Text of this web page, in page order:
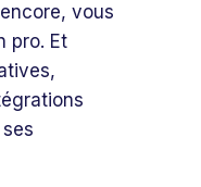
vous
pro. Et